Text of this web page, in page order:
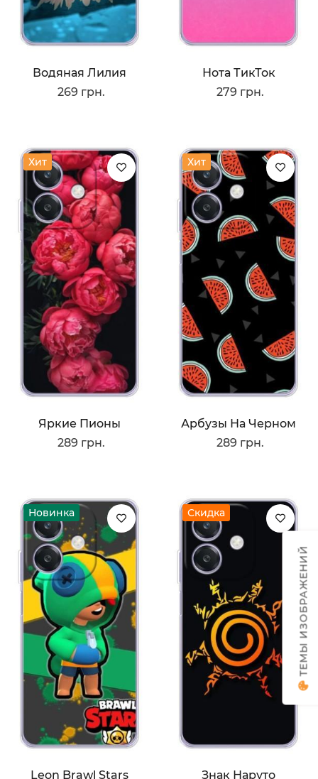
Водяная Лилия
269 грн.
Нота ТикТок
279 грн.
Хит
Яркие Пионы
289 грн.
Хит
Арбузы На Черном
289 грн.
Новинка
Leon Brawl Stars
Скидка
Знак Наруто
ТЕМЫ ИЗОБРАЖЕНИЙ